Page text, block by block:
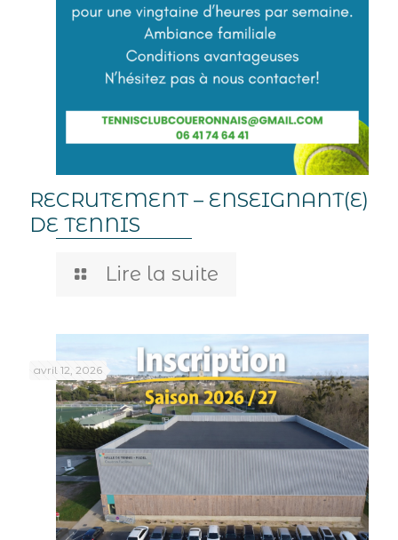
RECRUTEMENT – ENSEIGNANT(E)
DE TENNIS
Lire la suite
avril 12, 2026